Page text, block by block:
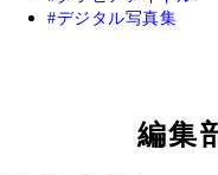
デジタル写真集
編集